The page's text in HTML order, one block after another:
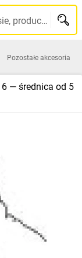
Szukaj po nazwie, indeksie, producencie, kodzie kreskowym...
Pozostałe akcesoria
— średnica od 5